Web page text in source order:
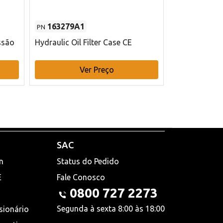
PN 163279A1
Hydraulic Oil Filter Case CE
Ver Preço
SAC
Status do Pedido
Fale Conosco
0800 727 2273
Segunda à sexta 8:00 às 18:00